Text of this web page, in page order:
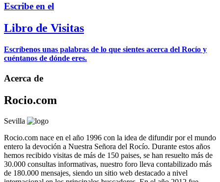
Escribe en el
Libro de Visitas
Escríbenos unas palabras de lo que sientes acerca del Rocío y
cuéntanos de dónde eres.
Acerca de
Rocio.com
Sevilla
Rocio.com nace en el año 1996 con la idea de difundir por el mundo
entero la devoción a Nuestra Señora del Rocío. Durante estos años
hemos recibido visitas de más de 150 paises, se han resuelto más de
30.000 consultas informativas, nuestro foro lleva contabilizado más
de 180.000 mensajes, siendo un sitio web destacado a nivel